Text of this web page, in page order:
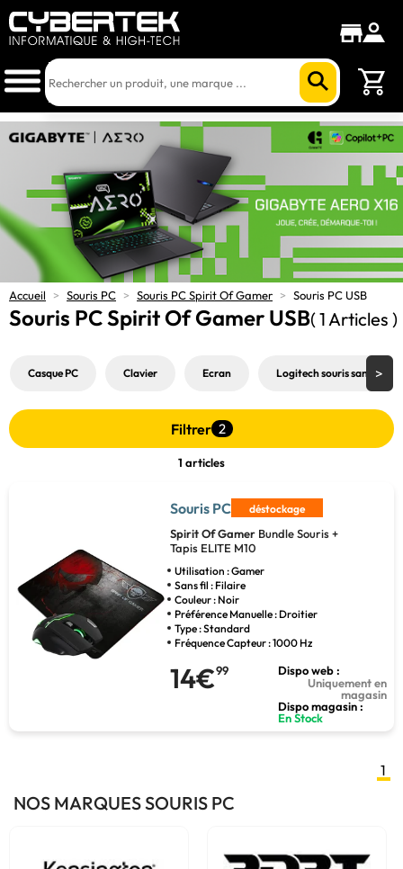
Accueil > Souris PC > Souris PC Spirit Of Gamer > Souris PC USB
Souris PC Spirit Of Gamer USB( 1 Articles )
Casque PC Clavier Ecran Logitech souris sans fil
Filtrer 2
1 articles
Souris PC déstockage
Spirit Of Gamer Bundle Souris +
Tapis ELITE M10
Utilisation : Gamer
Sans fil : Filaire
Couleur : Noir
Préférence Manuelle : Droitier
Type : Standard
Fréquence Capteur : 1000 Hz
14€99
Dispo web :
Uniquement en
magasin
Dispo magasin :
En Stock
1
NOS MARQUES SOURIS PC